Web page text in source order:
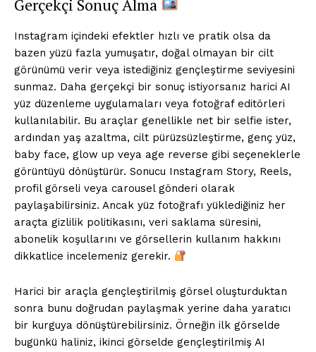
Gerçekçi Sonuç Alma
Instagram içindeki efektler hızlı ve pratik olsa da
bazen yüzü fazla yumuşatır, doğal olmayan bir cilt
görünümü verir veya istediğiniz gençleştirme seviyesini
sunmaz. Daha gerçekçi bir sonuç istiyorsanız harici AI
yüz düzenleme uygulamaları veya fotoğraf editörleri
kullanılabilir. Bu araçlar genellikle net bir selfie ister,
ardından yaş azaltma, cilt pürüzsüzleştirme, genç yüz,
baby face, glow up veya age reverse gibi seçeneklerle
görüntüyü dönüştürür. Sonucu Instagram Story, Reels,
profil görseli veya carousel gönderi olarak
paylaşabilirsiniz. Ancak yüz fotoğrafı yüklediğiniz her
araçta gizlilik politikasını, veri saklama süresini,
abonelik koşullarını ve görsellerin kullanım hakkını
dikkatlice incelemeniz gerekir.
Harici bir araçla gençleştirilmiş görsel oluşturduktan
sonra bunu doğrudan paylaşmak yerine daha yaratıcı
bir kurguya dönüştürebilirsiniz. Örneğin ilk görselde
bugünkü haliniz, ikinci görselde gençleştirilmiş AI